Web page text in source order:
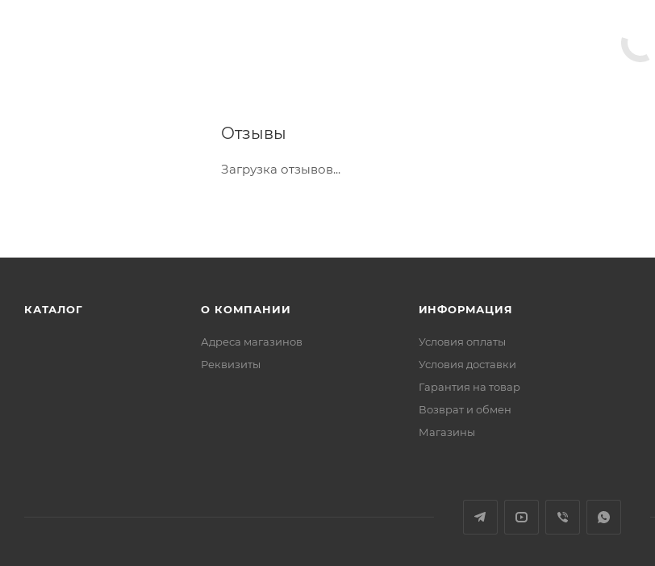
Отзывы
Загрузка отзывов...
КАТАЛОГ О КОМПАНИИ
Адреса магазинов
Реквизиты
ИНФОРМАЦИЯ
Условия оплаты
Условия доставки
Гарантия на товар
Возврат и обмен
Магазины